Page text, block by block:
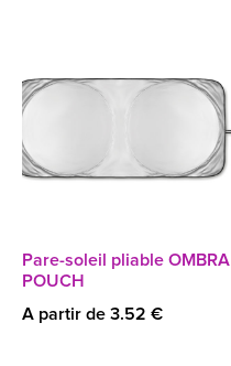
Pare-soleil pliable OMBRA
POUCH
A partir de 3.52 €